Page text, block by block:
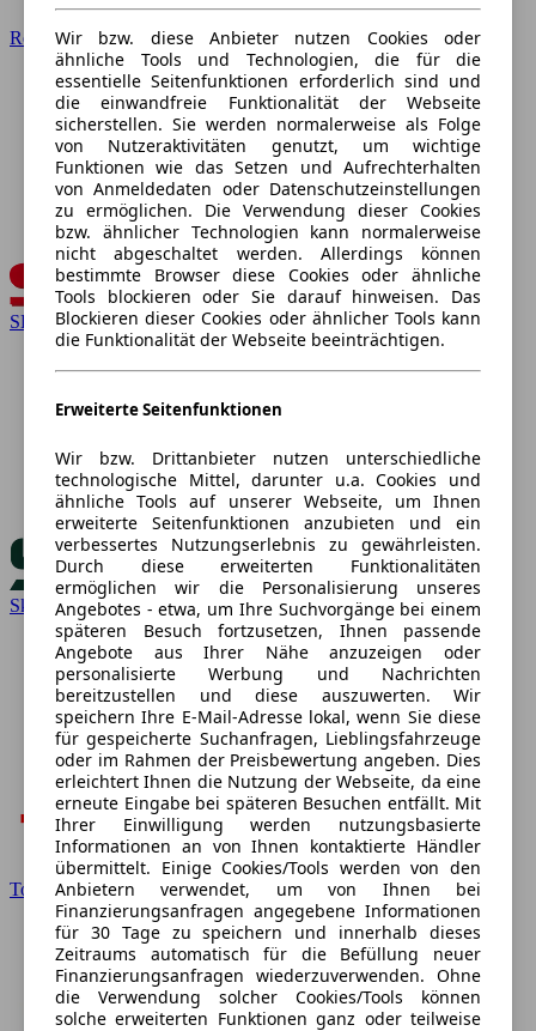
Renault
SEAT
Skoda
Toyota
Wir bzw. diese Anbieter nutzen Cookies oder
ähnliche Tools und Technologien, die für die
essentielle Seitenfunktionen erforderlich sind und
die einwandfreie Funktionalität der Webseite
sicherstellen. Sie werden normalerweise als Folge
von Nutzeraktivitäten genutzt, um wichtige
Funktionen wie das Setzen und Aufrechterhalten
von Anmeldedaten oder Datenschutzeinstellungen
zu ermöglichen. Die Verwendung dieser Cookies
bzw. ähnlicher Technologien kann normalerweise
nicht abgeschaltet werden. Allerdings können
bestimmte Browser diese Cookies oder ähnliche
Tools blockieren oder Sie darauf hinweisen. Das
Blockieren dieser Cookies oder ähnlicher Tools kann
die Funktionalität der Webseite beeinträchtigen.
Erweiterte Seitenfunktionen
Wir bzw. Drittanbieter nutzen unterschiedliche
technologische Mittel, darunter u.a. Cookies und
ähnliche Tools auf unserer Webseite, um Ihnen
erweiterte Seitenfunktionen anzubieten und ein
verbessertes Nutzungserlebnis zu gewährleisten.
Durch diese erweiterten Funktionalitäten
ermöglichen wir die Personalisierung unseres
Angebotes - etwa, um Ihre Suchvorgänge bei einem
späteren Besuch fortzusetzen, Ihnen passende
Angebote aus Ihrer Nähe anzuzeigen oder
personalisierte Werbung und Nachrichten
bereitzustellen und diese auszuwerten. Wir
speichern Ihre E-Mail-Adresse lokal, wenn Sie diese
für gespeicherte Suchanfragen, Lieblingsfahrzeuge
oder im Rahmen der Preisbewertung angeben. Dies
erleichtert Ihnen die Nutzung der Webseite, da eine
erneute Eingabe bei späteren Besuchen entfällt. Mit
Ihrer Einwilligung werden nutzungsbasierte
Informationen an von Ihnen kontaktierte Händler
übermittelt. Einige Cookies/Tools werden von den
Anbietern verwendet, um von Ihnen bei
Finanzierungsanfragen angegebene Informationen
für 30 Tage zu speichern und innerhalb dieses
Zeitraums automatisch für die Befüllung neuer
Finanzierungsanfragen wiederzuverwenden. Ohne
die Verwendung solcher Cookies/Tools können
solche erweiterten Funktionen ganz oder teilweise